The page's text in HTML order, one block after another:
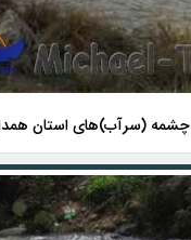
چشمه (سرآب)‌های استان